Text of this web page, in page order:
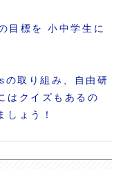
目標を 小中学生に
の取り組み、自由研
はクイズもあるの
しょう！